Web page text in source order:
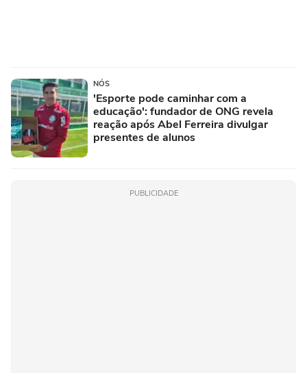
NÓS
'Esporte pode caminhar com a
educação': fundador de ONG revela
reação após Abel Ferreira divulgar
presentes de alunos
PUBLICIDADE